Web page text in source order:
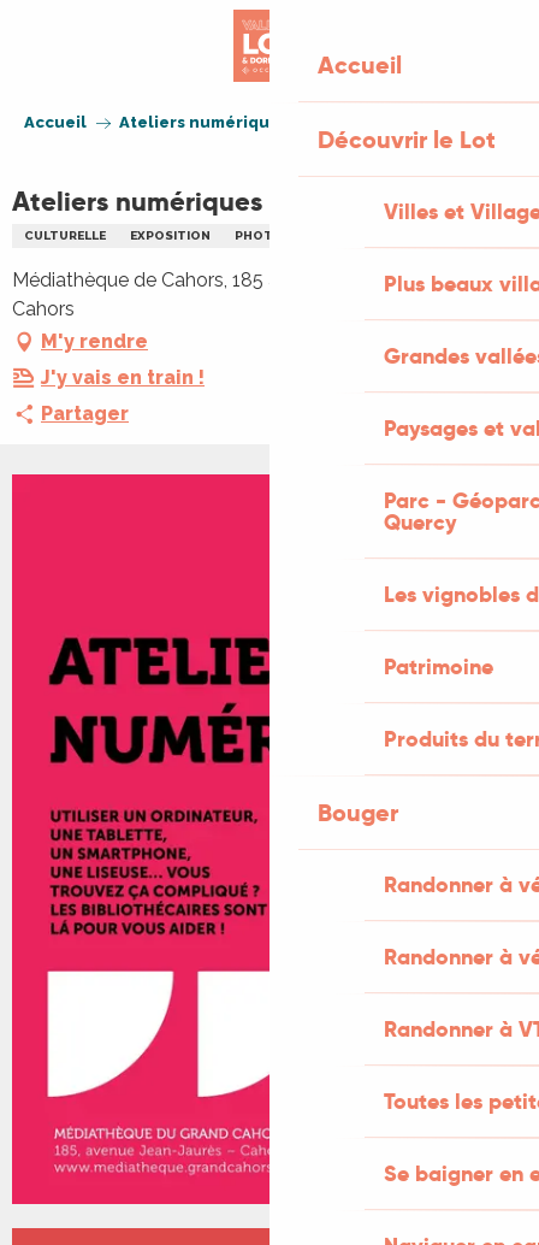
Accueil
Découvrir le Lot
Villes et
Plus beaux
Grandes
Paysages et
Parc -
Quercy
Les vignobles
Patrimoine
Produits du
Bouger
Randonner à
Randonner à
Randonner à
Toutes les
Se baigner en
Accueil Ateliers numériques
Ateliers numériques
CULTURELLE EXPOSITION PHOTOGRAPHIE
Médiathèque de Cahors, 185 avenue Jean-Jaurès, 46000
Cahors
M'y rendre
J'y vais en train !
Partager